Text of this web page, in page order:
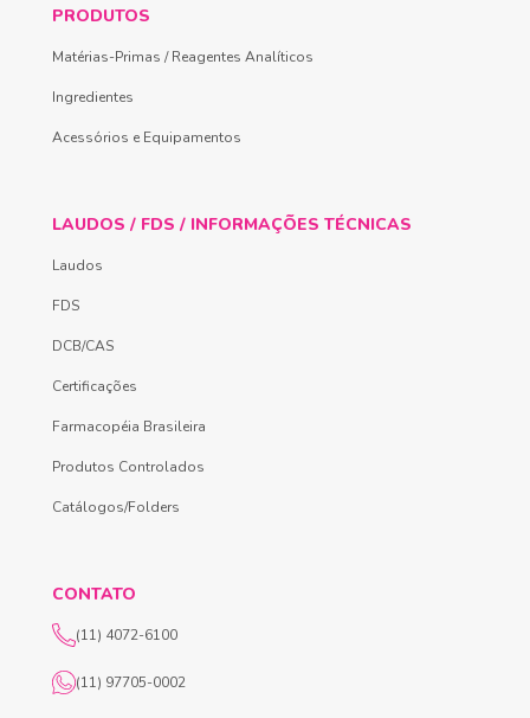
PRODUTOS
Matérias-Primas / Reagentes Analíticos
Ingredientes
Acessórios e Equipamentos
LAUDOS / FDS / INFORMAÇÕES TÉCNICAS
Laudos
FDS
DCB/CAS
Certificações
Farmacopéia Brasileira
Produtos Controlados
Catálogos/Folders
CONTATO
(11) 4072-6100
(11) 97705-0002